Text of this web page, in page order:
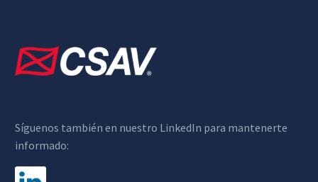
Síguenos también en nuestro LinkedIn para mantenerte
informado: